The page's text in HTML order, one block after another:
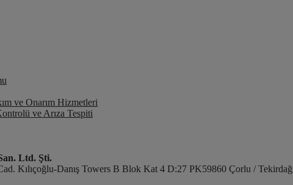
ve Onarım Hizmetleri
ve Arıza Tespiti
Ltd. Şti.
Kılıçoğlu-Danış Towers B Blok Kat 4 D:27 PK59860 Çorlu / Tekirdağ